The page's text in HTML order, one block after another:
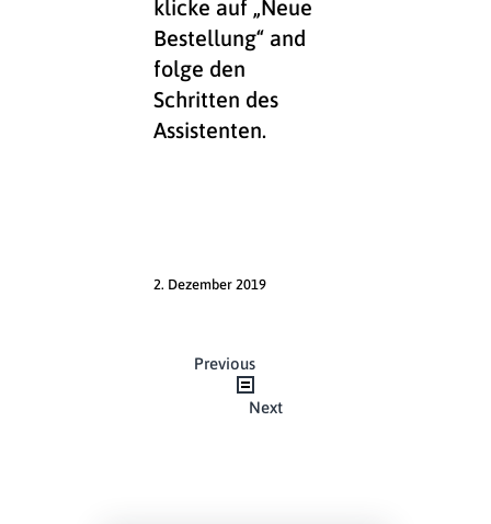
klicke auf „Neue
Bestellung“ and
folge den
Schritten des
Assistenten.
2. Dezember 2019
Beitragsnavigation
Previous
Next